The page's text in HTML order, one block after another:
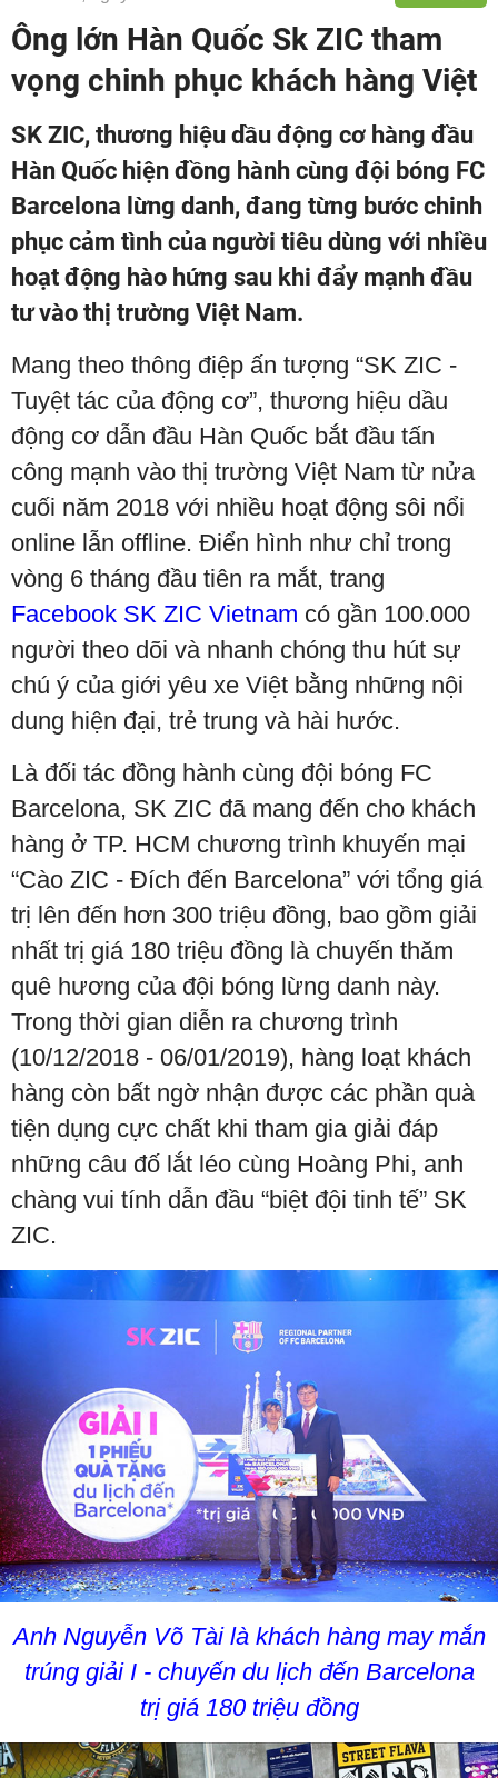
Ông lớn Hàn Quốc Sk ZIC tham
vọng chinh phục khách hàng Việt
SK ZIC, thương hiệu dầu động cơ hàng đầu
Hàn Quốc hiện đồng hành cùng đội bóng FC
Barcelona lừng danh, đang từng bước chinh
phục cảm tình của người tiêu dùng với nhiều
hoạt động hào hứng sau khi đẩy mạnh đầu
tư vào thị trường Việt Nam.
Mang theo thông điệp ấn tượng “SK ZIC -
Tuyệt tác của động cơ”, thương hiệu dầu
động cơ dẫn đầu Hàn Quốc bắt đầu tấn
công mạnh vào thị trường Việt Nam từ nửa
cuối năm 2018 với nhiều hoạt động sôi nổi
online lẫn offline. Điển hình như chỉ trong
vòng 6 tháng đầu tiên ra mắt, trang
Facebook SK ZIC Vietnam có gần 100.000
người theo dõi và nhanh chóng thu hút sự
chú ý của giới yêu xe Việt bằng những nội
dung hiện đại, trẻ trung và hài hước.
Là đối tác đồng hành cùng đội bóng FC
Barcelona, SK ZIC đã mang đến cho khách
hàng ở TP. HCM chương trình khuyến mại
“Cào ZIC - Đích đến Barcelona” với tổng giá
trị lên đến hơn 300 triệu đồng, bao gồm giải
nhất trị giá 180 triệu đồng là chuyến thăm
quê hương của đội bóng lừng danh này.
Trong thời gian diễn ra chương trình
(10/12/2018 - 06/01/2019), hàng loạt khách
hàng còn bất ngờ nhận được các phần quà
tiện dụng cực chất khi tham gia giải đáp
những câu đố lắt léo cùng Hoàng Phi, anh
chàng vui tính dẫn đầu “biệt đội tinh tế” SK
ZIC.
Anh Nguyễn Võ Tài là khách hàng may mắn
trúng giải I - chuyến du lịch đến Barcelona
trị giá 180 triệu đồng